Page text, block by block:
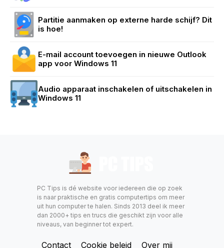
Partitie aanmaken op externe harde schijf? Dit
is hoe!
E-mail account toevoegen in nieuwe Outlook
app voor Windows 11
Audio apparaat inschakelen of uitschakelen in
Windows 11
PC Tips is dé website voor iedereen die op zoek
is naar praktische en gratis computertips om meer
uit hun computer te halen. Sinds 2013 deel ik meer
dan 2000+ tips en trucs die geschikt zijn voor alle
niveaus, van beginner tot expert.
Contact Cookie beleid Over mij